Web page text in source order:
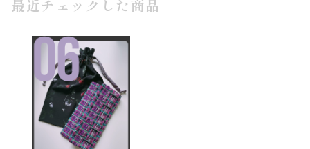
最近チェックした商品